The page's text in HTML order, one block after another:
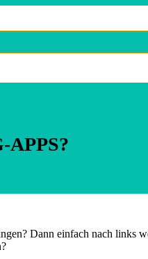
APPS?
Dann einfach nach links